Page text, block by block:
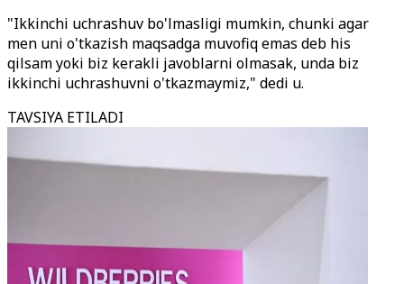
"Ikkinchi uchrashuv bo'lmasligi mumkin, chunki agar
men uni o'tkazish maqsadga muvofiq emas deb his
qilsam yoki biz kerakli javoblarni olmasak, unda biz
ikkinchi uchrashuvni o'tkazmaymiz," dedi u.
TAVSIYA ETILADI